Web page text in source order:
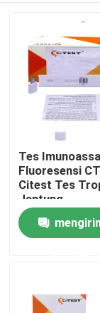
Rumah
Produk
Tes
Fluoresensi
Citest Tes
Jantung